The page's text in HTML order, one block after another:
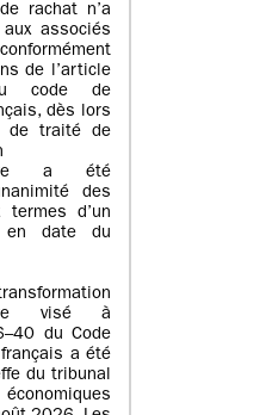
rachat n’a
associés
de l’article
code de
dès lors
de traité de
a été
des
termes d’un
en date du
visé à
du Code
a été
du tribunal